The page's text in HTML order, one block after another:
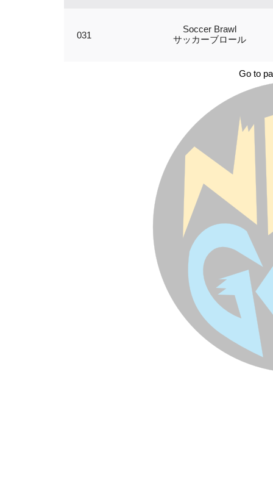
031
Soccer Brawl
サッカーブロール
Go to